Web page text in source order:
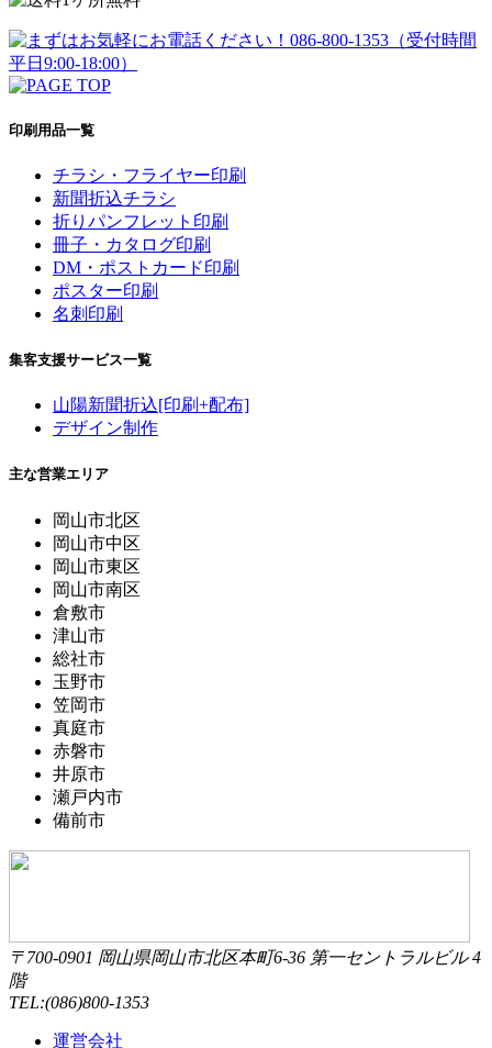
印刷用品一覧
チラシ・フライヤー印刷
新聞折込チラシ
折りパンフレット印刷
冊子・カタログ印刷
DM・ポストカード印刷
ポスター印刷
名刺印刷
集客支援サービス一覧
山陽新聞折込[印刷+配布]
デザイン制作
主な営業エリア
岡山市北区
岡山市中区
岡山市東区
岡山市南区
倉敷市
津山市
総社市
玉野市
笠岡市
真庭市
赤磐市
井原市
瀬戸内市
備前市
〒700-0901 岡山県岡山市北区本町6-36 第一セントラルビル 4
階
TEL:(086)800-1353
運営会社